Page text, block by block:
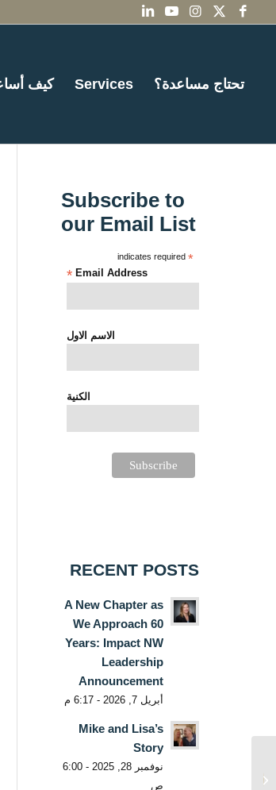
تحتاج مساعدة؟ Services كيف
Subscribe to
our Email List
*
indicates required
Email Address
*
الاسم الاول
الكنية
RECENT POSTS
A New Chapter as
We Approach 60
Years: Impact NW
Leadership
Announcement
أبريل 7, 2026 - 6:17 م
Mike and Lisa’s
Story
نوفمبر 28, 2025 - 6:00
ص
المجتمع في العمل: رالف